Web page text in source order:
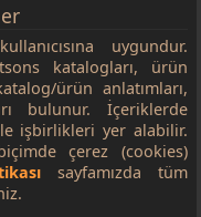
uygundur.
katalogları, ürün
ürün anlatımları,
bulunur. İçeriklerde
işbirlikleri yer alabilir.
çerez (cookies)
sayfamızda tüm